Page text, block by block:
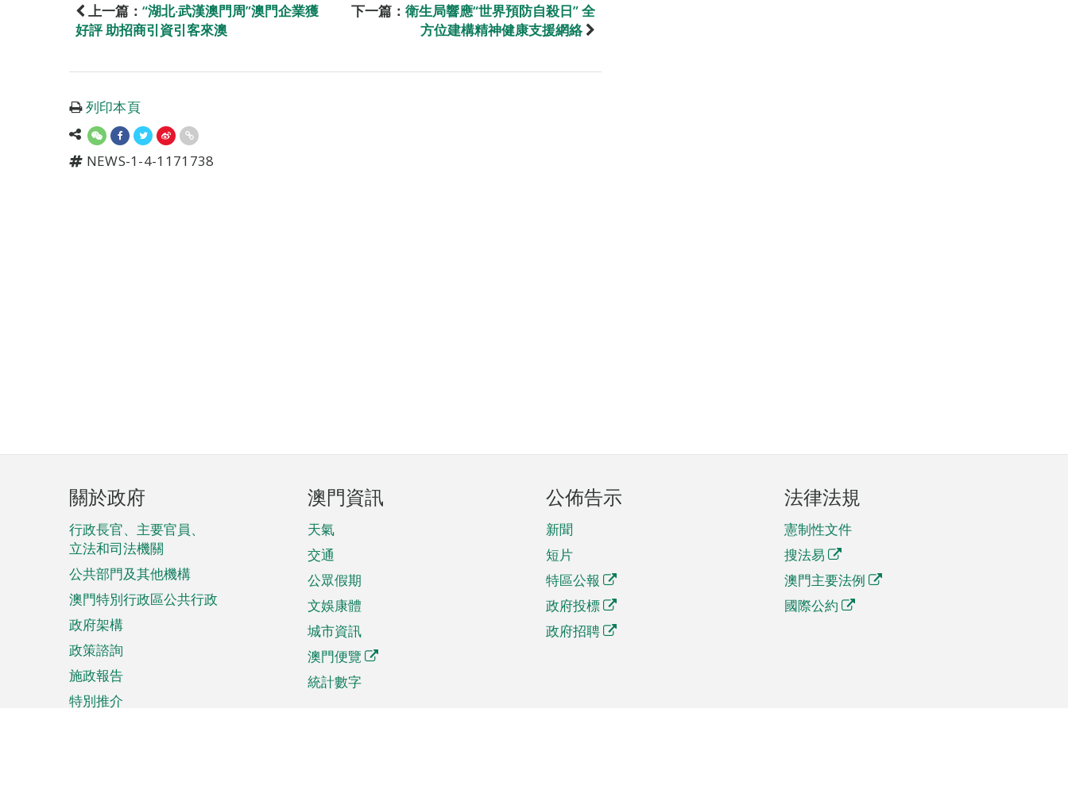
上一篇： “湖北‧武漢澳門周”澳門企業獲
好評 助招商引資引客來澳
下一篇： 衛生局響應“世界預防自殺日” 全
方位建構精神健康支援網絡
列印本頁
NEWS-1-4-1171738
頁
腳
菜
單
關於政府
行政長官、主要官員、
立法和司法機關
公共部門及其他機構
澳門特別行政區公共行政
政府架構
政策諮詢
施政報告
特別推介
澳門資訊
天氣
交通
公眾假期
文娛康體
城市資訊
澳門便覽
統計數字
公佈告示
新聞
短片
特區公報
政府投標
政府招聘
法律法規
憲制性文件
搜法易
澳門主要法例
國際公約